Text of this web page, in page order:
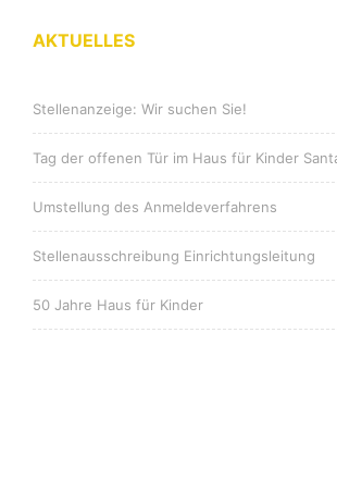
AKTUELLES
Stellenanzeige: Wir suchen Sie!
Tag der offenen Tür im Haus für Kinder
Umstellung des Anmeldeverfahrens
Stellenausschreibung Einrichtungsleitung
50 Jahre Haus für Kinder